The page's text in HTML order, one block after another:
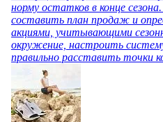
норму остатков в конце
составить план продаж и
акциями, учитывающими
окружение, настроить
правильно расставить точки